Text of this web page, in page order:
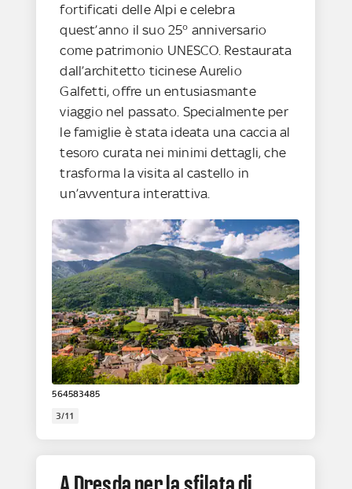
fortificati delle Alpi e celebra
quest’anno il suo 25° anniversario
come patrimonio UNESCO. Restaurata
dall’architetto ticinese Aurelio
Galfetti, offre un entusiasmante
viaggio nel passato. Specialmente per
le famiglie è stata ideata una caccia al
tesoro curata nei minimi dettagli, che
trasforma la visita al castello in
un’avventura interattiva.
564583485
3/11